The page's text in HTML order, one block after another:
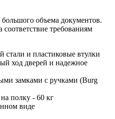
объема документов.
требованиям
стали и пластиковые втулки
ход дверей и надежное
замками с ручками (Burg
полку - 60 кг
виде